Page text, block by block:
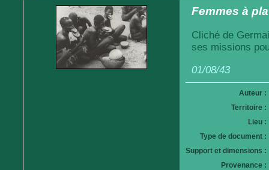
Femmes à
Cliché de
ses missions
01/08/43
Auteur :
Territoire :
Lieu :
Type de document :
Support et dimensions :
Provenance :